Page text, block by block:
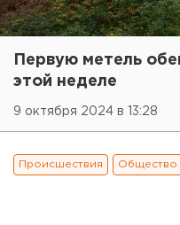
Первую метель
этой неделе
9 октября 2024 в 13:28
Происшествия Общество